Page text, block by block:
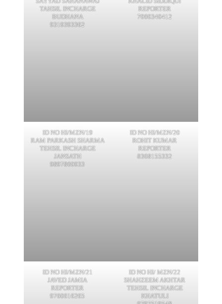
TAHSIL INCHARGE
BUDHANA
9319393362
REPORTER
7060340412
ID NO HI/MZN/19
RAM PARKASH SHARMA
TEHSIL INCHARGE
JANSATH
9897860933
ID NO HI/MZN/20
ROHIT KUMAR
REPORTER
8368155332
ID NO HI/MZN/21
JAVED JAMIA
REPORTER
9760616265
ID NO HI/ MZN/22
SHAHZEEM AKHTAR
TEHSIL INCHARGE
KHATULI